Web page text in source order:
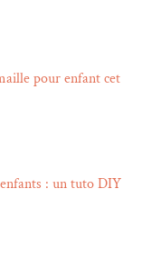
pour enfant cet
: un tuto DIY